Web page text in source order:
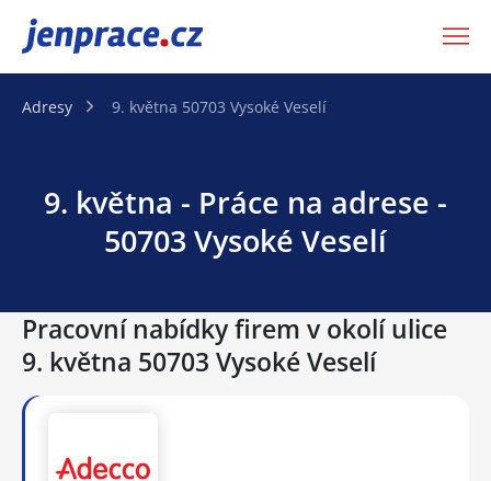
JenPráce.cz
Adresy 9. května 50703 Vysoké Veselí
9. května - Práce na adrese -
50703 Vysoké Veselí
Pracovní nabídky firem v okolí ulice
9. května 50703 Vysoké Veselí